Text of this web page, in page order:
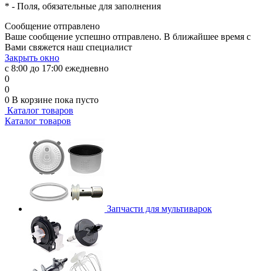
* - Поля, обязательные для заполнения
Сообщение отправлено
Ваше сообщение успешно отправлено. В ближайшее время с
Вами свяжется наш специалист
Закрыть окно
с 8:00 до 17:00 ежедневно
0
0
0 В корзине пока пусто
Каталог товаров
Каталог товаров
Запчасти для мультиварок